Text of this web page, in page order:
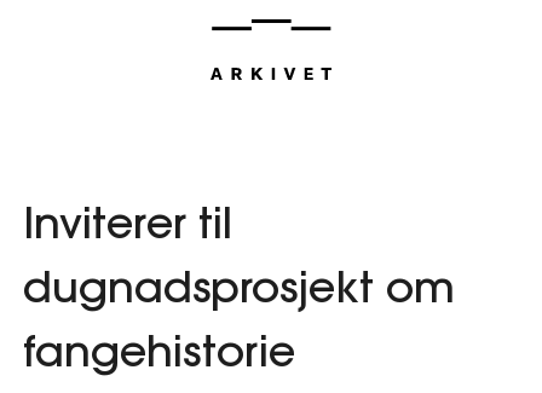
Inviterer til
dugnadsprosjekt om
fangehistorie